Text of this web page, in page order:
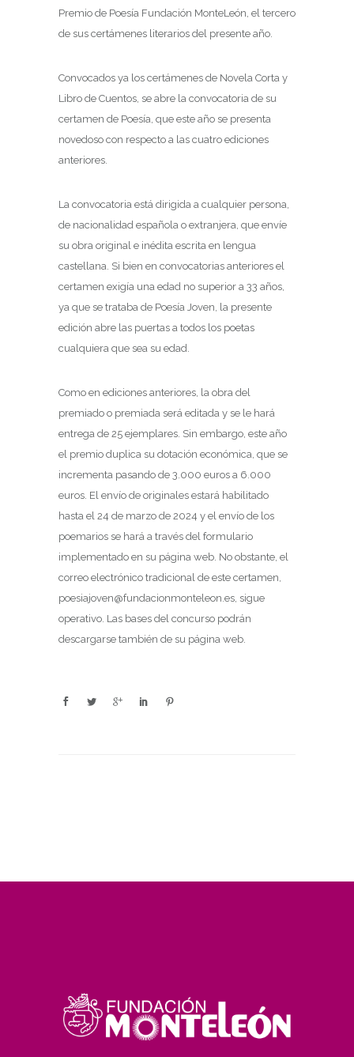
Premio de Poesía Fundación MonteLeón, el tercero
de sus certámenes literarios del presente año.
Convocados ya los certámenes de Novela Corta y
Libro de Cuentos, se abre la convocatoria de su
certamen de Poesía, que este año se presenta
novedoso con respecto a las cuatro ediciones
anteriores.
La convocatoria está dirigida a cualquier persona,
de nacionalidad española o extranjera, que envíe
su obra original e inédita escrita en lengua
castellana. Si bien en convocatorias anteriores el
certamen exigía una edad no superior a 33 años,
ya que se trataba de Poesía Joven, la presente
edición abre las puertas a todos los poetas
cualquiera que sea su edad.
Como en ediciones anteriores, la obra del
premiado o premiada será editada y se le hará
entrega de 25 ejemplares. Sin embargo, este año
el premio duplica su dotación económica, que se
incrementa pasando de 3.000 euros a 6.000
euros. El envío de originales estará habilitado
hasta el 24 de marzo de 2024 y el envío de los
poemarios se hará a través del formulario
implementado en su página web. No obstante, el
correo electrónico tradicional de este certamen,
poesiajoven@fundacionmonteleon.es, sigue
operativo. Las bases del concurso podrán
descargarse también de su página web.